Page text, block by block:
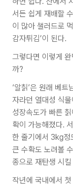
서든 쉽게 재배할
이 많아 샐러드로
감자튀김’이 된다.
그렇다면 이렇게
까?
‘알칡’은 원래 베
자라던 열대성 식
성장속도가 빠른
확이 가능해졌다.
한 줄기에서 3kg정
큰 수확도 노려볼
종으로 재탄생 시
작년에 국내에서 첫